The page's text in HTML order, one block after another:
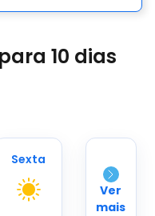
10 dias
Sexta
Ver
mais